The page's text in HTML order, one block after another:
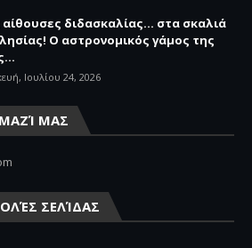
αίθουσες διδασκαλίας… στα σκαλιά
Ο αστρονομικός γάμος της
Ιουλίου 24, 2026
ΜΑΣ
ΣΕΛΊΔΑΣ